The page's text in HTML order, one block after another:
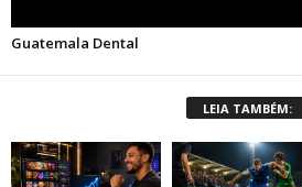
LEIA TAMBÉM: